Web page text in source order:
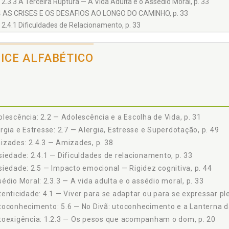
2.3.3 A Terceira Ruptura — A Vida Adulta e o Assédio Moral, p. 33
AS CRISES E OS DESAFIOS AO LONGO DO CAMINHO, p. 33
2.4.1 Dificuldades de Relacionamento, p. 33
2.4.4 Questões Profissionais, p. 39
ALERGIA, ESTRESSE E SUPERDOTAÇÃO, p. 49
UM EVENTO ASSUSTADOR EM 2021, p. 50
NA VIDA COTIDIANA, p. 53
COMO PERCEBE PADRÕES, DETALHES E CONEXÕES ONDE OS
10 EXEMPLOS DE RELATOS HIPOTÉTICOS, p. 55
O PRAZER DA SOLIDÃO VERSUS A NECESSIDADE DE PERTENCER, p. 57
3.3.1 O Prazer da Solidão, p. 57
3.3.2 A Necessidade de Pertencer, p. 59
3.3.2.1 Antes da identificação, p. 59
3.3.3 Reflexões Filosóficas, p. 61
ALFABÉTICO
2.2 — Adolescência e a Escolha de Vida, p. 31
e Estresse: 2.7 — Alergia, Estresse e Superdotação, p. 49
2.4.3 — Amizades, p. 38
2.4.1 — Dificuldades de relacionamento, p. 33
2.5 — Impacto emocional — Rigidez cognitiva, p. 44
Moral: 2.3.3 — A vida adulta e o assédio moral, p. 33
4.1 — Viver para se adaptar ou para se expressar
5.6 — No Divã: utoconhecimento e a Lanterna
1.2.3 — Os pesos que acompanham o dom, p. 20